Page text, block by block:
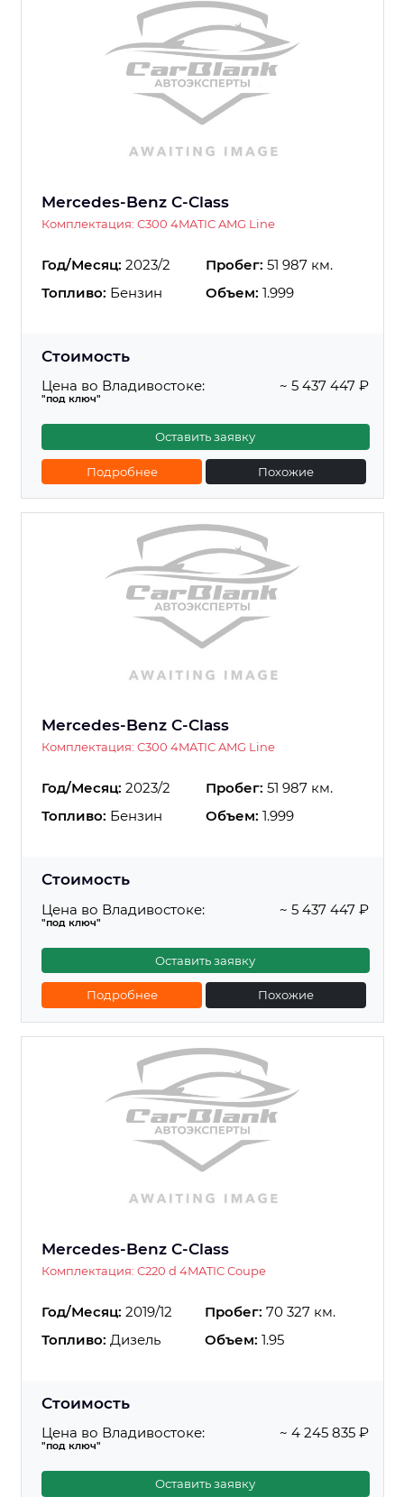
Mercedes-Benz C-Class
Комплектация: C300 4MATIC AMG Line
Год/Месяц: 2023/2 Пробег: 51 987 км.
Топливо: Бензин Объем: 1.999
Стоимость
Цена во Владивостоке:
"под ключ"
~ 5 437 447 ₽
Оставить заявку
Подробнее Похожие
Mercedes-Benz C-Class
Комплектация: C300 4MATIC AMG Line
Год/Месяц: 2023/2 Пробег: 51 987 км.
Топливо: Бензин Объем: 1.999
Стоимость
Цена во Владивостоке:
"под ключ"
~ 5 437 447 ₽
Оставить заявку
Подробнее Похожие
Mercedes-Benz C-Class
Комплектация: C220 d 4MATIC Coupe
Год/Месяц: 2019/12 Пробег: 70 327 км.
Топливо: Дизель Объем: 1.95
Стоимость
Цена во Владивостоке:
"под ключ"
~ 4 245 835 ₽
Оставить заявку